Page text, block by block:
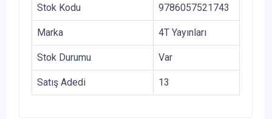
Stok Kodu 9786057521743
Marka 4T Yayınları
Stok Durumu Var
Satış Adedi 13